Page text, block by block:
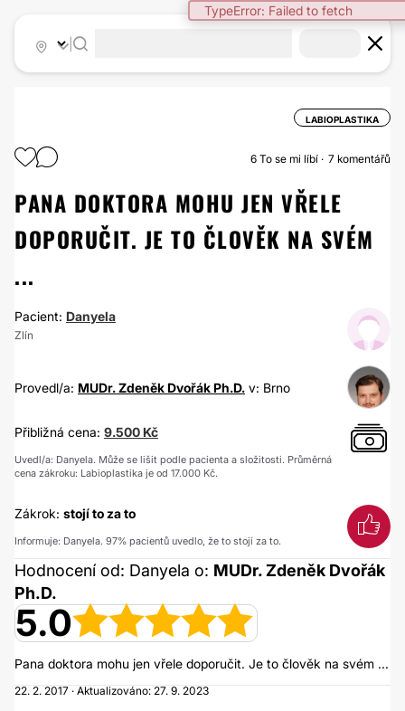
TypeError: Failed to fetch
LABIOPLASTIKA
6 To se mi líbí 7 komentářů
PANA DOKTORA MOHU JEN VŘELE
DOPORUČIT. JE TO ČLOVĚK NA SVÉM
...
Pacient: Danyela
Zlín
Provedl/a: MUDr. Zdeněk Dvořák Ph.D. v: Brno
Přibližná cena: 9.500 Kč
Uvedl/a: Danyela. Může se lišit podle pacienta a složitosti. Průměrná
cena zákroku: Labioplastika je od 17.000 Kč.
Zákrok: stojí to za to
Informuje: Danyela. 97% pacientů uvedlo, že to stojí za to.
Hodnocení od: Danyela o: MUDr. Zdeněk Dvořák
Ph.D.
5.0
Pana doktora mohu jen vřele doporučit. Je to člověk na svém ...
22. 2. 2017 · Aktualizováno: 27. 9. 2023